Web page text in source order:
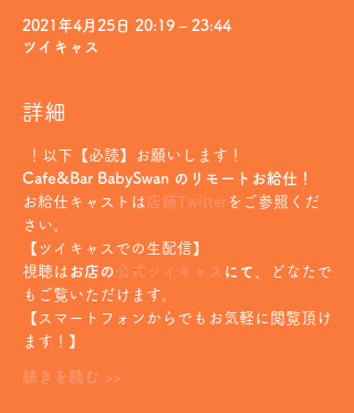
2021年4月25日 20:19 – 23:44
ツイキャス
詳細
！以下【必読】お願いします！
Cafe&Bar BabySwan のリモートお給仕！
お給仕キャストは 店鋪Twitter をご参照くだ
さい。
【ツイキャスでの生配信】
視聴は お店の 公式ツイキャス にて 、どなたで
もご覧いただけます。
【スマートフォンからでもお気軽に閲覧頂け
ます！】
続きを読む >>